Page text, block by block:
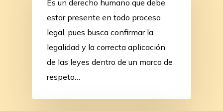
Es un derecho humano que debe
estar presente en todo proceso
legal, pues busca confirmar la
legalidad y la correcta aplicación
de las leyes dentro de un marco de
respeto…